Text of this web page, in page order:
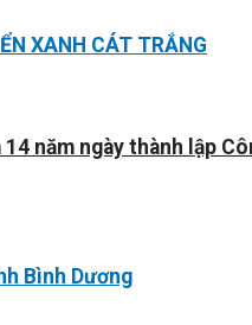
XANH CÁT TRẮNG
năm ngày thành lập
Bình Dương